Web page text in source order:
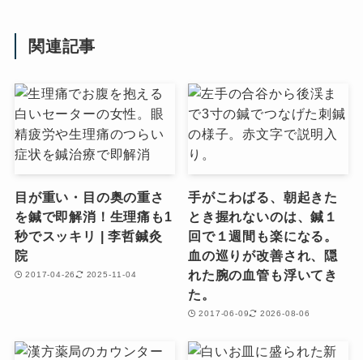
関連記事
目が重い・目の奥の重さ
を鍼で即解消！生理痛も1
秒でスッキリ | 李哲鍼灸
院
2017-04-26 2025-11-04
手がこわばる、朝起きた
とき握れないのは、鍼１
回で１週間も楽になる。
血の巡りが改善され、隠
れた腕の血管も浮いてき
た。
2017-06-09 2026-08-06